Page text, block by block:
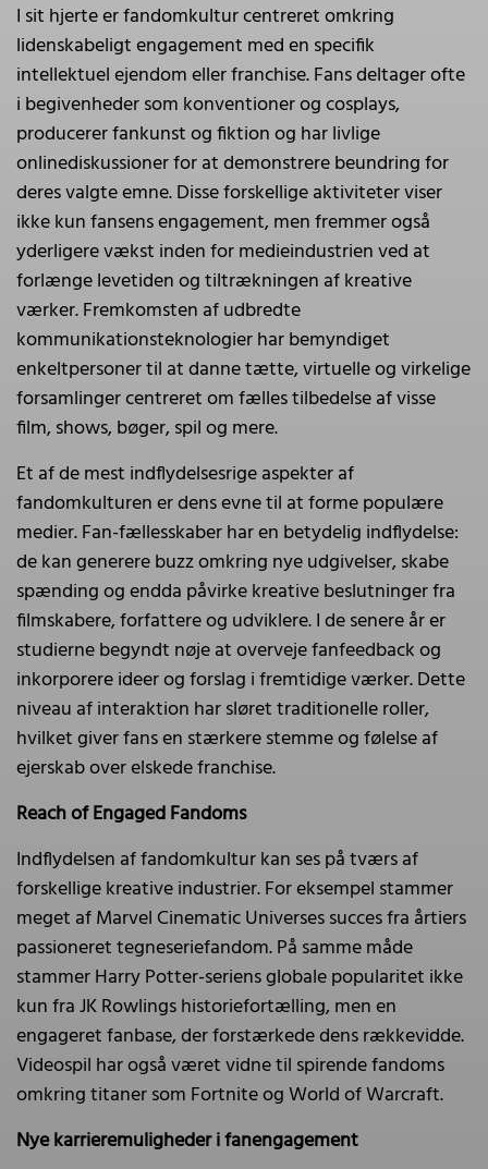
I sit hjerte er fandomkultur centreret omkring
lidenskabeligt engagement med en specifik
intellektuel ejendom eller franchise. Fans deltager ofte
i begivenheder som konventioner og cosplays,
producerer fankunst og fiktion og har livlige
onlinediskussioner for at demonstrere beundring for
deres valgte emne. Disse forskellige aktiviteter viser
ikke kun fansens engagement, men fremmer også
yderligere vækst inden for medieindustrien ved at
forlænge levetiden og tiltrækningen af kreative
værker. Fremkomsten af udbredte
kommunikationsteknologier har bemyndiget
enkeltpersoner til at danne tætte, virtuelle og virkelige
forsamlinger centreret om fælles tilbedelse af visse
film, shows, bøger, spil og mere.
Et af de mest indflydelsesrige aspekter af
fandomkulturen er dens evne til at forme populære
medier. Fan-fællesskaber har en betydelig indflydelse:
de kan generere buzz omkring nye udgivelser, skabe
spænding og endda påvirke kreative beslutninger fra
filmskabere, forfattere og udviklere. I de senere år er
studierne begyndt nøje at overveje fanfeedback og
inkorporere ideer og forslag i fremtidige værker. Dette
niveau af interaktion har sløret traditionelle roller,
hvilket giver fans en stærkere stemme og følelse af
ejerskab over elskede franchise.
Reach of Engaged Fandoms
Indflydelsen af fandomkultur kan ses på tværs af
forskellige kreative industrier. For eksempel stammer
meget af Marvel Cinematic Universes succes fra årtiers
passioneret tegneseriefandom. På samme måde
stammer Harry Potter-seriens globale popularitet ikke
kun fra JK Rowlings historiefortælling, men en
engageret fanbase, der forstærkede dens rækkevidde.
Videospil har også været vidne til spirende fandoms
omkring titaner som Fortnite og World of Warcraft.
Nye karrieremuligheder i fanengagement